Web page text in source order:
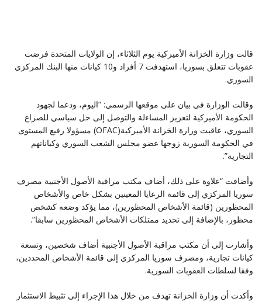
قالت وزارة الخزانة الأميركية يوم الثلاثاء، إن الولايات المتحدة فرضت
عقوبات تتعلق بسوريا، استهدفت 7 أفراد و10 كيانات منها البنك المركزي
السوري.
وقالت الوزارة في بيان على موقعها الرسمي: “اليوم، ودعما لجهود
الحكومة الأميركية لتعزيز المساءلة والتوصل إلى حل سياسي للصراع
السوري، عاقبت وزارة الخزانة الأميركية(OFAC) مسؤولا رفيع المستوى
في الحكومة السورية زوجها عضو مجلس الشعب السوري وكياناتهم
التجارية”.
وأضافت “علاوة على ذلك، أضاف مكتب مراقبة الأصول الأجنبية مصرف
سوريا المركزي إلى قائمة الرعايا المعينين بشكل خاص والأشخاص
المحظورين (قائمة الأشخاص المحظورين)، مما يؤكد وضعه كشخص
محظور، بالإضافة إلى تحديد ممتلكات الأشخاص المحظورين سابقا”.
وأشارت إلى أن مكتب مراقبة الأصول الأجنبية أضاف شخصين، وتسعة
كيانات تجارية، ومصرف سوريا المركزي إلى قائمة الأشخاص المحددين،
وفقا لسلطات العقوبات السورية.
وأكدت أن وزارة الخزانة تهدف من خلال هذا الإجراء إلى تثبيط الاستثمار